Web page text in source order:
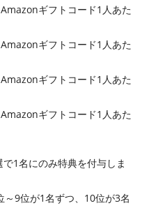
Amazonギフトコード1人あた
Amazonギフトコード1人あた
Amazonギフトコード1人あた
Amazonギフトコード1人あた
1名にのみ特典を付与しま
9位が1名ずつ、10位が3名